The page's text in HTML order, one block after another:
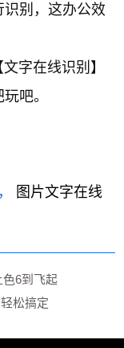
别，这办公效
字在线识别】
吧。
， 图片文字在线
色6到飞起
松搞定